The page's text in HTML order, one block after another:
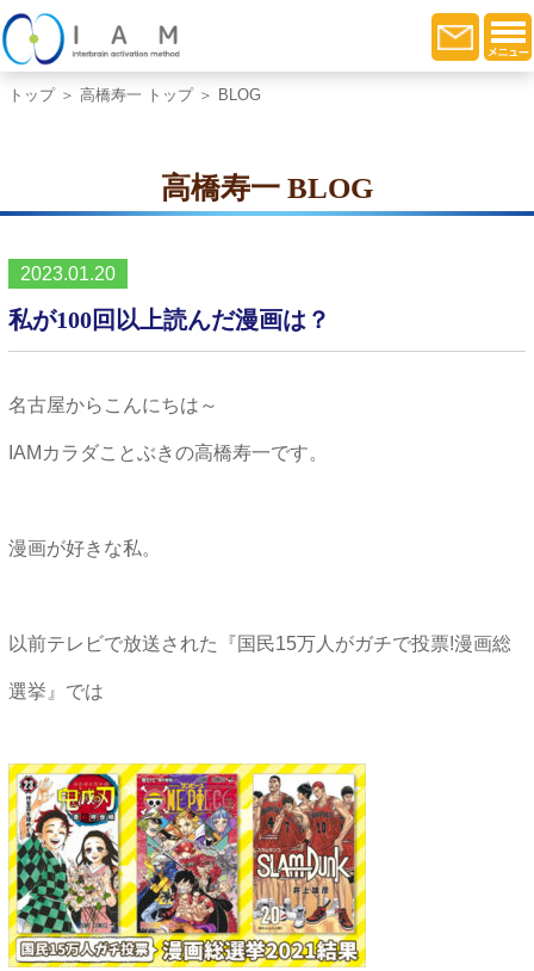
トップ＞ 高橋寿一 トップ＞ BLOG
高橋寿一 BLOG
2023.01.20
私が100回以上読んだ漫画は？
名古屋からこんにちは～
IAMカラダことぶきの高橋寿一です。
漫画が好きな私。
以前テレビで放送された『国民15万人がガチで投票!漫画総
選挙』では